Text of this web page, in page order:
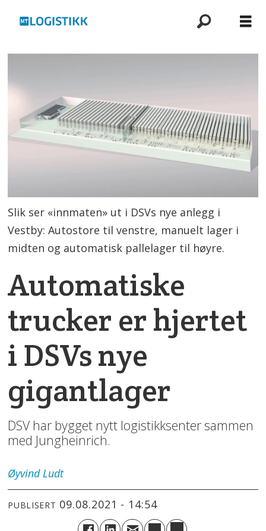
Slik ser «innmaten» ut i DSVs nye anlegg i
Vestby: Autostore til venstre, manuelt lager i
midten og automatisk pallelager til høyre.
Automatiske
trucker er hjertet
i DSVs nye
gigantlager
DSV har bygget nytt logistikksenter sammen
med Jungheinrich.
Øyvind Ludt
PUBLISERT 09.08.2021 - 14:54